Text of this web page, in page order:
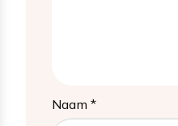
Naam *